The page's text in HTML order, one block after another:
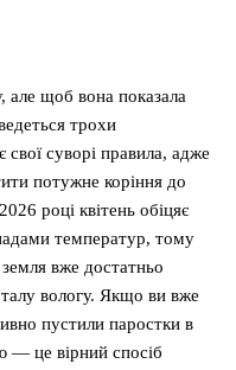
але щоб вона показала
трохи
суворі правила, адже
потужне коріння до
році квітень обіцяє
температур, тому
вже достатньо
вологу. Якщо ви вже
пустили паростки в
— це вірний спосіб